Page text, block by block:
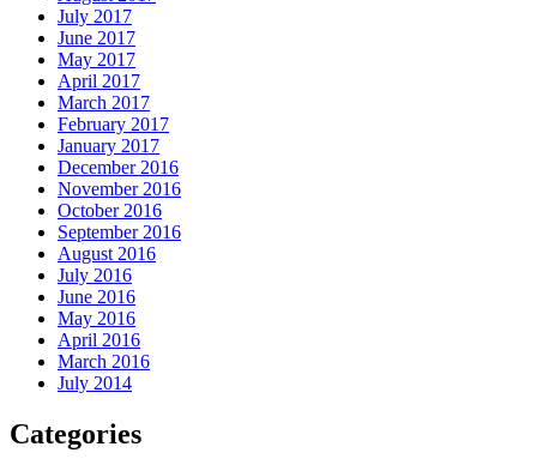
July 2017
June 2017
May 2017
April 2017
March 2017
February 2017
January 2017
December 2016
November 2016
October 2016
September 2016
August 2016
July 2016
June 2016
May 2016
April 2016
March 2016
July 2014
Categories